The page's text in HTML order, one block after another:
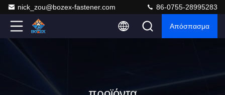
nick_zou@bozex-fastener.com 86-0755-28995283
Απόσπασμα